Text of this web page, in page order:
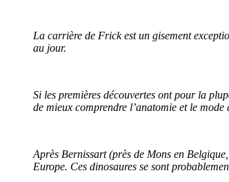
La carrière de Frick est un gisement
au jour.
Si les premières découvertes ont pour la
de mieux comprendre l’anatomie et le mode
Après Bernissart (près de Mons en
Europe. Ces dinosaures se sont